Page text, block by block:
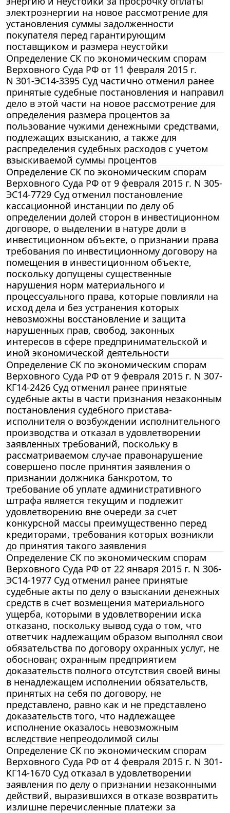
электроэнергии на новое рассмотрение для
установления суммы задолженности
покупателя перед гарантирующим
поставщиком и размера неустойки
Определение СК по экономическим спорам
Верховного Суда РФ от 11 февраля 2015 г.
N 301-ЭС14-3395 Суд частично отменил ранее
принятые судебные постановления и направил
дело в этой части на новое рассмотрение для
определения размера процентов за
пользование чужими денежными средствами,
подлежащих взысканию, а также для
распределения судебных расходов с учетом
взыскиваемой суммы процентов
Определение СК по экономическим спорам
Верховного Суда РФ от 9 февраля 2015 г. N 305-
ЭС14-7729 Суд отменил постановление
кассационной инстанции по делу об
определении долей сторон в инвестиционном
договоре, о выделении в натуре доли в
инвестиционном объекте, о признании права
требования по инвестиционному договору на
помещения в инвестиционном объекте,
поскольку допущены существенные
нарушения норм материального и
процессуального права, которые повлияли на
исход дела и без устранения которых
невозможны восстановление и защита
нарушенных прав, свобод, законных
интересов в сфере предпринимательской и
иной экономической деятельности
Определение СК по экономическим спорам
Верховного Суда РФ от 9 февраля 2015 г. N 307-
КГ14-2426 Суд отменил ранее принятые
судебные акты в части признания незаконным
постановления судебного пристава-
исполнителя о возбуждении исполнительного
производства и отказал в удовлетворении
заявленных требований, поскольку в
рассматриваемом случае правонарушение
совершено после принятия заявления о
признании должника банкротом, то
требование об уплате административного
штрафа является текущим и подлежит
удовлетворению вне очереди за счет
конкурсной массы преимущественно перед
кредиторами, требования которых возникли
до принятия такого заявления
Определение СК по экономическим спорам
Верховного Суда РФ от 22 января 2015 г. N 306-
ЭС14-1977 Суд отменил ранее принятые
судебные акты по делу о взыскании денежных
средств в счет возмещения материального
ущерба, которыми в удовлетворении иска
отказано, поскольку вывод суда о том, что
ответчик надлежащим образом выполнял свои
обязательства по договору охранных услуг, не
обоснован; охранным предприятием
доказательств полного отсутствия своей вины
в ненадлежащем исполнении обязательств,
принятых на себя по договору, не
представлено, равно как и не представлено
доказательств того, что надлежащее
исполнение оказалось невозможным
вследствие непреодолимой силы
Определение СК по экономическим спорам
Верховного Суда РФ от 4 февраля 2015 г. N 301-
КГ14-1670 Суд отказал в удовлетворении
заявления по делу о признании незаконными
действий, выразившихся в отказе возвратить
излишне перечисленные платежи за